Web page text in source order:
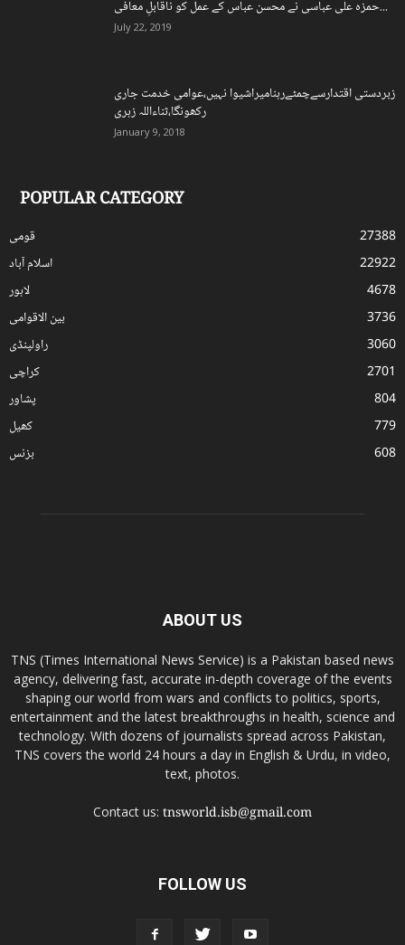
حمزہ علی عباسی نے محسن عباس کے عمل کو ناقابلِ معافی...
July 22, 2019
زبردستی اقتدارسےچمٹےرہنامیراشیوا نہیں،عوامی خدمت جاری
رکھونگا،ثناءاللہ زہری
January 9, 2018
POPULAR CATEGORY
قومی
27388
اسلام آباد
22922
لاہور
4678
بین الاقوامی
3736
راولپنڈی
3060
کراچی
2701
پشاور
804
کھیل
779
بزنس
608
ABOUT US
TNS (Times International News Service) is a Pakistan based news
agency, delivering fast, accurate in-depth coverage of the events
shaping our world from wars and conflicts to politics, sports,
entertainment and the latest breakthroughs in health, science and
technology. With dozens of journalists spread across Pakistan,
TNS covers the world 24 hours a day in English & Urdu, in video,
text, photos.
Contact us: tnsworld.isb@gmail.com
FOLLOW US